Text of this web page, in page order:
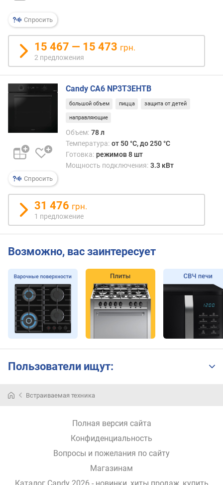
и
м
а
л
ь
н
я
т
п
р
у
р
а
(
°
C
к
о
л
-
в
о
р
е
ж
м
в
Спросить
15 467 — 15 473 грн.
2 предложения
Спросить
Candy CA6 NP3T3EHTB
большой объем пицца защита от детей
направляющие
Объем: 78 л
Температура: от 50 °C, до 250 °C
Готовка: режимов 8 шт
Мощность подключения: 3.3 кВт
31 476 грн.
1 предложение
Возможно, вас заинтересует
Пользователи ищут:
Итальянская
Производимая
Встраиваемая техника
Полная версия сайта
Конфиденциальность
Вопросы и пожелания по сайту
Магазинам